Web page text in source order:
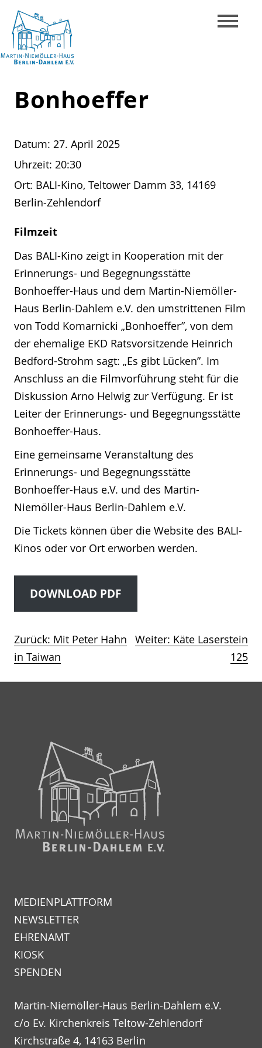
Skip
content
Niemöller-
Berlin-
Dahlem
Bonhoeffer
Datum: 27. April 2025
Uhrzeit: 20:30
Ort: BALI-Kino, Teltower Damm 33, 14169
Berlin-Zehlendorf
Filmzeit
Das BALI-Kino zeigt in Kooperation mit der
Erinnerungs- und Begegnungsstätte
Bonhoeffer-Haus und dem Martin-Niemöller-
Haus Berlin-Dahlem e.V. den umstrittenen Film
von Todd Komarnicki „Bonhoeffer”, von dem
der ehemalige EKD Ratsvorsitzende Heinrich
Bedford-Strohm sagt: „Es gibt Lücken”. Im
Anschluss an die Filmvorführung steht für die
Diskussion Arno Helwig zur Verfügung. Er ist
Leiter der Erinnerungs- und Begegnungsstätte
Bonhoeffer-Haus.
Eine gemeinsame Veranstaltung des
Erinnerungs- und Begegnungsstätte
Bonhoeffer-Haus e.V. und des Martin-
Niemöller-Haus Berlin-Dahlem e.V.
Die Tickets können über die Website des BALI-
Kinos oder vor Ort erworben werden.
DOWNLOAD PDF
Beitragsnavigation
Zurück: Mit Peter Hahn
in Taiwan
Weiter: Käte Laserstein
125
MEDIENPLATTFORM
NEWSLETTER
EHRENAMT
KIOSK
SPENDEN
Martin-Niemöller-Haus Berlin-Dahlem e.V.
c/o Ev. Kirchenkreis Teltow-Zehlendorf
Kirchstraße 4, 14163 Berlin